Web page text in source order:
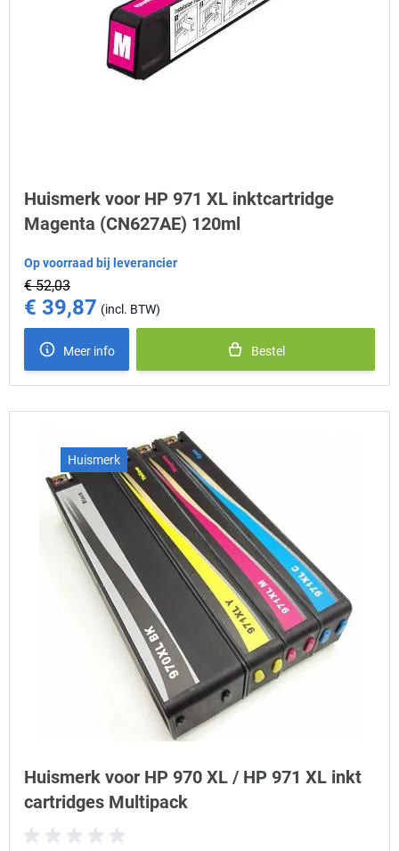
Huismerk voor HP 971 XL inktcartridge
Magenta (CN627AE) 120ml
Op voorraad bij leverancier
€ 52,03
Special Price
€ 39,87
Meer info Bestel
Huismerk
Huismerk voor HP 970 XL / HP 971 XL inkt
cartridges Multipack